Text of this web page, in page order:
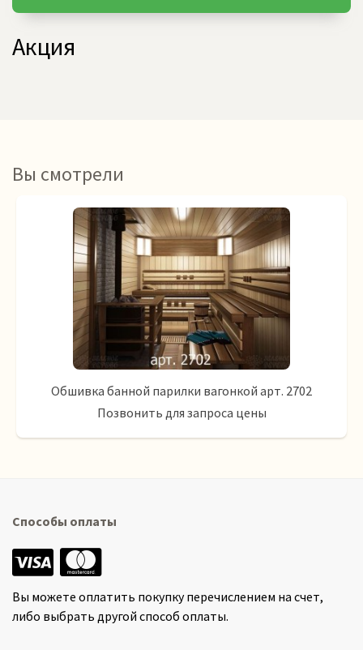
Акция
Вы смотрели
Обшивка банной парилки вагонкой арт. 2702
Позвонить для запроса цены
Способы оплаты
Вы можете оплатить покупку перечислением на счет,
либо выбрать другой способ оплаты.